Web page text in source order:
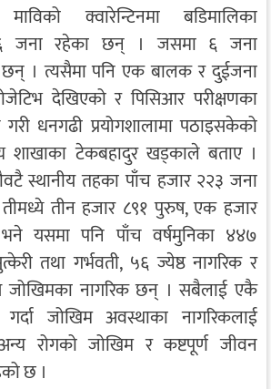
क्वारेन्टिनमा बडिमालिका
जना रहेका छन् । जसमा ६ जना
छन् । त्यसैमा पनि एक बालक र दुईजना
देखिएको र पिसिआर परीक्षणका
धनगढी प्रयोगशालामा पठाइसकेको
शाखाका टेकबहादुर खड्काले बताए ।
स्थानीय तहका पाँच हजार २२३ जना
तीन हजार ८९१ पुरुष, एक हजार
यसमा पनि पाँच वर्षमुनिका ४४७
तथा गर्भवती, ५६ ज्येष्ठ नागरिक र
जोखिमका नागरिक छन् । सबैलाई एकै
गर्दा जोखिम अवस्थाका नागरिकलाई
अन्य रोगको जोखिम र कष्टपूर्ण जीवन
छ ।